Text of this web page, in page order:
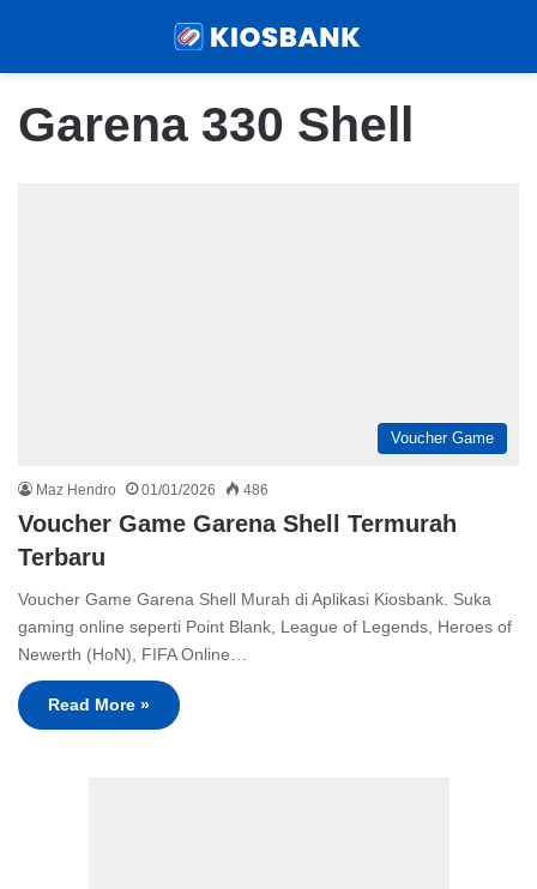
Garena 330 Shell
Voucher Game
Maz Hendro 01/01/2026 486
Voucher Game Garena Shell Termurah
Terbaru
Voucher Game Garena Shell Murah di Aplikasi Kiosbank. Suka
gaming online seperti Point Blank, League of Legends, Heroes of
Newerth (HoN), FIFA Online…
Read More »